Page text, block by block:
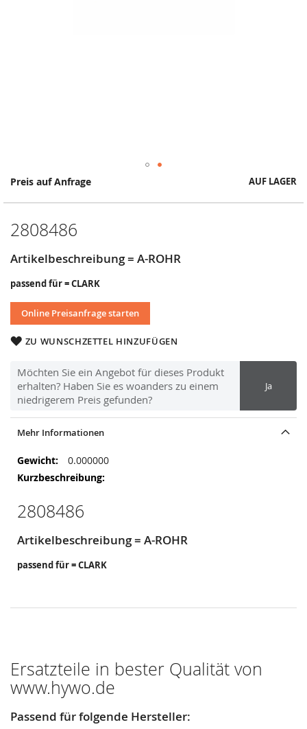
Preis auf Anfrage AUF LAGER
2808486
Artikelbeschreibung = A-ROHR
passend für = CLARK
Online Preisanfrage starten
ZU WUNSCHZETTEL HINZUFÜGEN
Möchten Sie ein Angebot für dieses Produkt
erhalten? Haben Sie es woanders zu einem
niedrigerem Preis gefunden?
Ja
Springe
Anfang
Bildergalerie
Mehr Informationen
Mehr
Informationen
0.000000
2808486
Artikelbeschreibung = A-ROHR
passend für = CLARK
Ersatzteile in bester Qualität von
www.hywo.de
Passend für folgende Hersteller: